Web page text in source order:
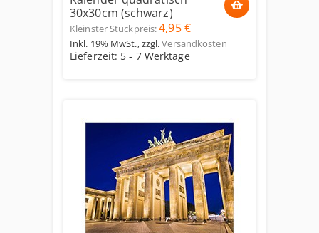
30x30cm (schwarz)
Kleinster Stückpreis:4,95 €
Inkl. 19% MwSt.,zzgl.Versandkosten
Lieferzeit: 5 - 7 Werktage